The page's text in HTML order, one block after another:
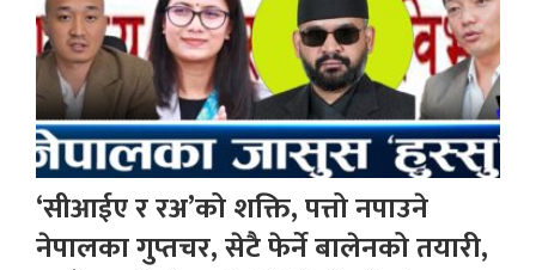
‘सीआईए र रअ’को शक्ति, पत्तो नपाउने
नेपालका गुप्तचर, सेटै फेर्ने बालेनको तयारी,